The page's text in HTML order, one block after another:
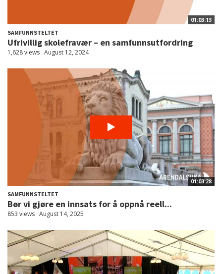
01:03:13
SAMFUNNSTELTET
Ufrivillig skolefravær – en samfunnsutfordring
1,628 views August 12, 2024
01:03:28
SAMFUNNSTELTET
Bør vi gjøre en innsats for å oppnå reell...
853 views August 14, 2025